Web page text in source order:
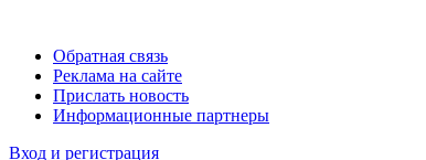
Обратная связь
Реклама на сайте
Прислать новость
Информационные партнеры
Вход и регистрация